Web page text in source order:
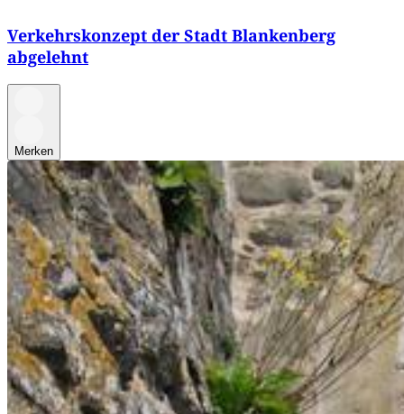
Verkehrskonzept der Stadt Blankenberg
abgelehnt
Merken